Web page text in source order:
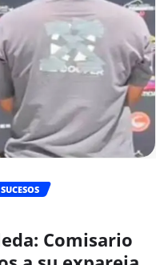
SUCESOS
Comisario